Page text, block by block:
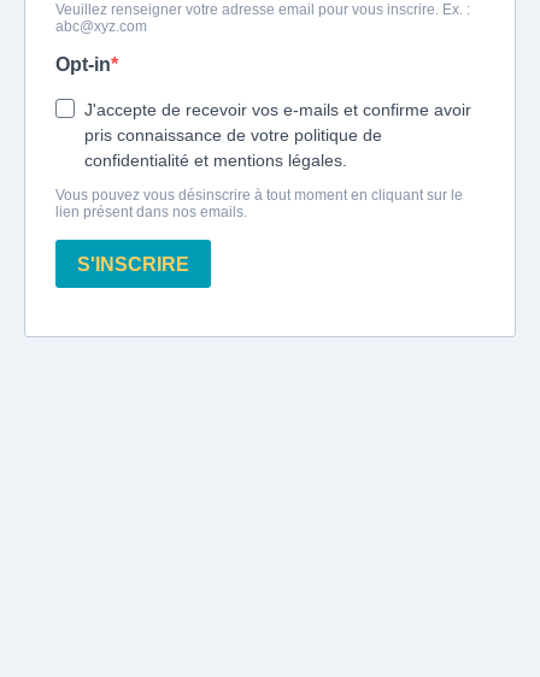
Veuillez renseigner votre adresse email pour vous inscrire. Ex. :
abc@xyz.com
Opt-in
J'accepte de recevoir vos e-mails et confirme avoir
pris connaissance de votre politique de
confidentialité et mentions légales.
Vous pouvez vous désinscrire à tout moment en cliquant sur le
lien présent dans nos emails.
S'INSCRIRE